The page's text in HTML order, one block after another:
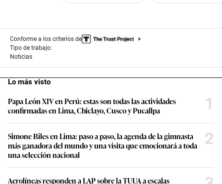
Conforme a los criterios de
Tipo de trabajo:
Noticias
Lo más visto
Papa León XIV en Perú: estas son todas las actividades
confirmadas en Lima, Chiclayo, Cusco y Pucallpa
1
Simone Biles en Lima: paso a paso, la agenda de la gimnasta
más ganadora del mundo y una visita que emocionará a toda
una selección nacional
2
Aerolíneas responden a LAP sobre la TUUA a escalas